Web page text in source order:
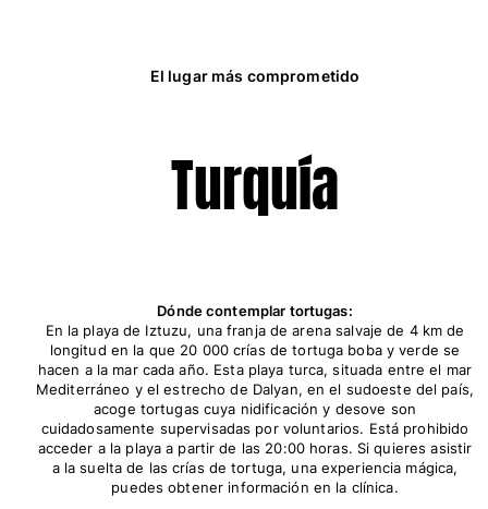
El lugar más comprometido
Turquía
Dónde contemplar tortugas:
En la playa de Iztuzu, una franja de arena salvaje de 4 km de
longitud en la que 20 000 crías de tortuga boba y verde se
hacen a la mar cada año. Esta playa turca, situada entre el mar
Mediterráneo y el estrecho de Dalyan, en el sudoeste del país,
acoge tortugas cuya nidificación y desove son
cuidadosamente supervisadas por voluntarios. Está prohibido
acceder a la playa a partir de las 20:00 horas. Si quieres asistir
a la suelta de las crías de tortuga, una experiencia mágica,
puedes obtener información en la clínica.